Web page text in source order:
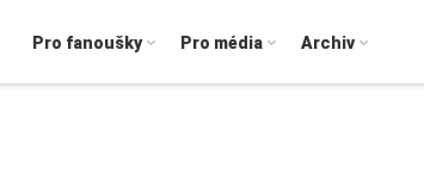
Pro fanoušky Pro média Archiv